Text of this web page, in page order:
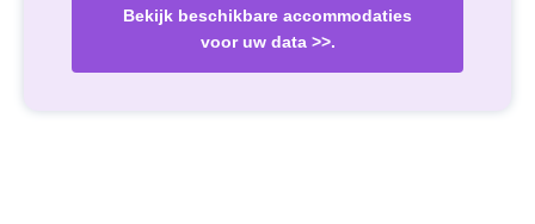
Bekijk beschikbare accommodaties
voor uw data >>.